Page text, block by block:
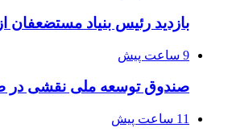
بازدید رئیس بنیاد مستضعفان
9 ساعت پیش
صندوق توسعه ملی نقشی در
11 ساعت پیش